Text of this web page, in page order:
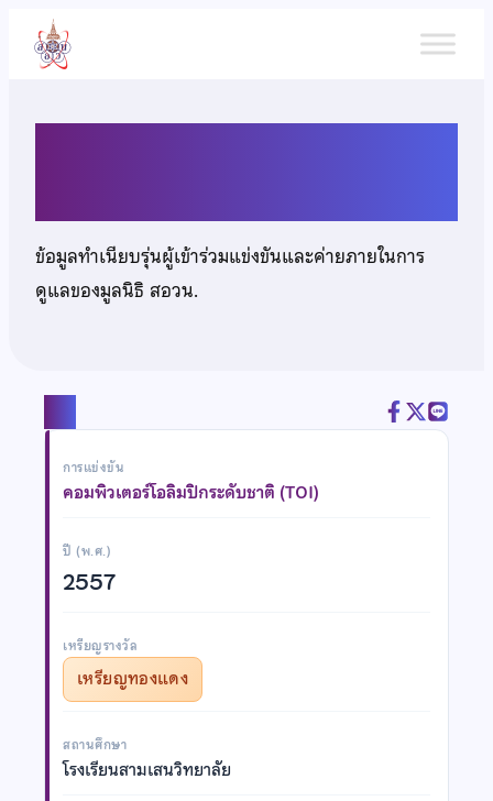
เนื้อหา
ข้อมูลทำเนียบรุ่นผู้เข้าร่วมแข่งขันและค่ายภายในการ
ดูแลของมูลนิธิ สอวน.
การแข่งขัน
คอมพิวเตอร์โอลิมปิกระดับชาติ (TOI)
ปี (พ.ศ.)
2557
เหรียญรางวัล
เหรียญทองแดง
สถานศึกษา
โรงเรียนสามเสนวิทยาลัย